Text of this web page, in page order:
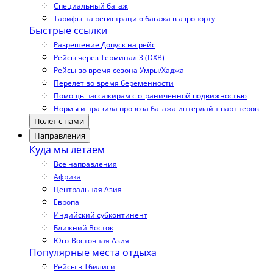
Специальный багаж
Тарифы на регистрацию багажа в аэропорту
Быстрые ссылки
Разрешение Допуск на рейс
Рейсы через Терминал 3 (DXB)
Рейсы во время сезона Умры/Хаджа
Перелет во время беременности
Помощь пассажирам с ограниченной подвижностью
Нормы и правила провоза багажа интерлайн-партнеров
Полет с нами
Направления
Куда мы летаем
Все направления
Африка
Центральная Азия
Европа
Индийский субконтинент
Ближний Восток
Юго-Восточная Азия
Популярные места отдыха
Рейсы в Тбилиси